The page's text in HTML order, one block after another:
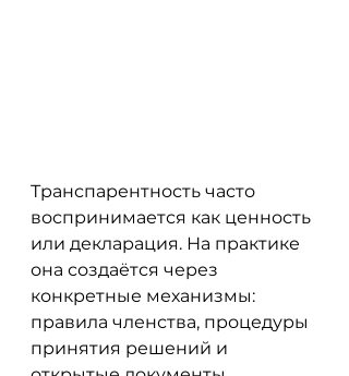
Транспарентность часто
воспринимается как ценность
или декларация. На практике
она создаётся через
конкретные механизмы:
правила членства, процедуры
принятия решений и